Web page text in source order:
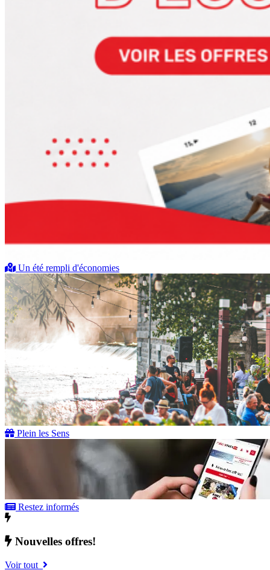
Un été rempli d'économies
Plein les Sens
Restez informés
Nouvelles offres!
Voir tout